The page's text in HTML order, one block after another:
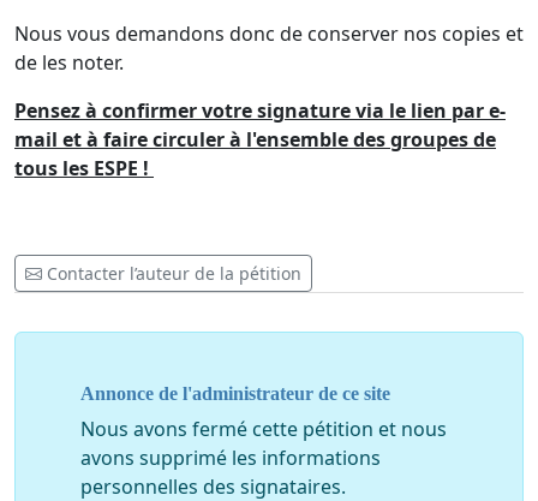
Nous vous demandons donc de conserver nos copies et
de les noter.
Pensez à confirmer votre signature via le lien par e-
mail et à faire circuler à l'ensemble des groupes de
tous les ESPE !
Contacter l’auteur de la pétition
Annonce de l'administrateur de ce site
Nous avons fermé cette pétition et nous
avons supprimé les informations
personnelles des signataires.